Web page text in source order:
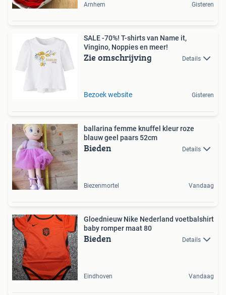
Arnhem Gisteren
SALE -70%! T-shirts van Name it,
Vingino, Noppies en meer!
Zie omschrijving Details
Bezoek website Gisteren
ballarina femme knuffel kleur roze
blauw geel paars 52cm
Bieden Details
Biezenmortel Vandaag
Gloednieuw Nike Nederland voetbalshirt
baby romper maat 80
Bieden Details
Eindhoven Vandaag